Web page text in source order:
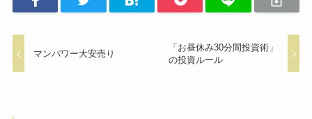
マンパワー大安売り
「お昼休み30分間投資術」
の投資ルール